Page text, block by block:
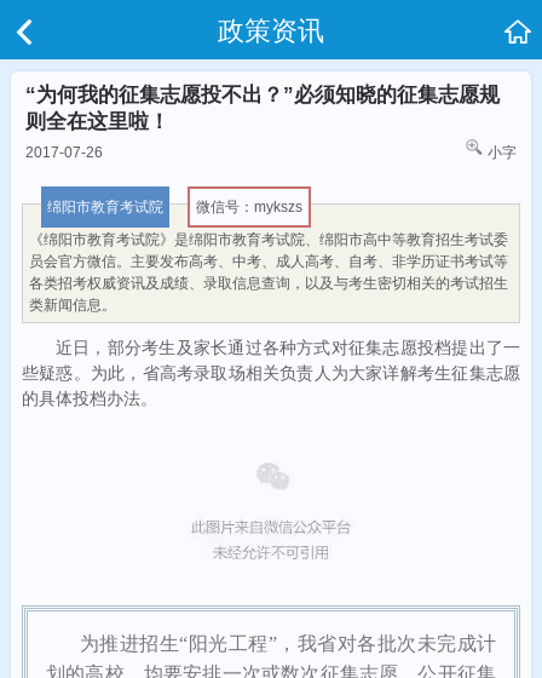
政策资讯
“为何我的征集志愿投不出？”必须知晓的征集志愿规
则全在这里啦！
2017-07-26 小字
绵阳市教育考试院
微信号：mykszs
《绵阳市教育考试院》是绵阳市教育考试院、绵阳市高中等教育招生考试委
员会官方微信。主要发布高考、中考、成人高考、自考、非学历证书考试等
各类招考权威资讯及成绩、录取信息查询，以及与考生密切相关的考试招生
类新闻信息。
近日，部分考生及家长通过各种方式对征集志愿投档提出了一
些疑惑。为此，省高考录取场相关负责人为大家详解考生征集志愿
的具体投档办法。
为推进招生“阳光工程”，我省对各批次未完成计
划的高校，均要安排一次或数次征集志愿，公开征集